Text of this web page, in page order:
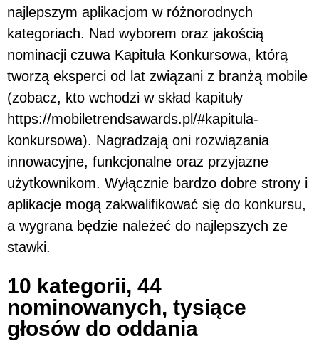
najlepszym aplikacjom w różnorodnych
kategoriach. Nad wyborem oraz jakością
nominacji czuwa Kapituła Konkursowa, którą
tworzą eksperci od lat związani z branżą mobile
(zobacz, kto wchodzi w skład kapituły
https://mobiletrendsawards.pl/#kapitula-
konkursowa). Nagradzają oni rozwiązania
innowacyjne, funkcjonalne oraz przyjazne
użytkownikom. Wyłącznie bardzo dobre strony i
aplikacje mogą zakwalifikować się do konkursu,
a wygrana będzie należeć do najlepszych ze
stawki.
10 kategorii, 44
nominowanych, tysiące
głosów do oddania